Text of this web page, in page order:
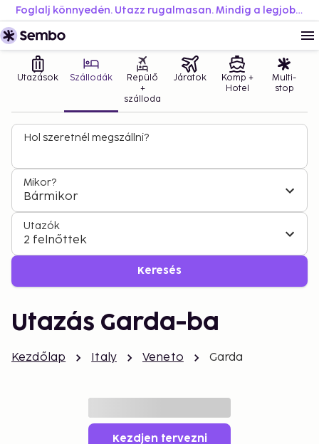
Foglalj könnyedén. Utazz rugalmasan. Mindig a legjobb áron.
Utazások Szállodák
Repülő
+
szálloda
Járatok
Komp +
Hotel
Multi-
stop
Hol szeretnél megszállni?
Mikor?
Bármikor
Utazók
2 felnőttek
Keresés
Utazás Garda-ba
Kezdőlap Italy Veneto Garda
Kezdjen tervezni